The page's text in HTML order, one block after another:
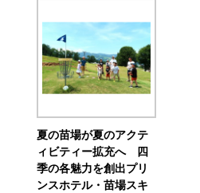
夏の苗場が夏のアクテ
ィビティー拡充へ 四
季の各魅力を創出プリ
ンスホテル・苗場スキ